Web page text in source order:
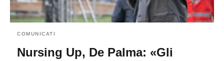
COMUNICATI
Nursing Up, De Palma: «Gli